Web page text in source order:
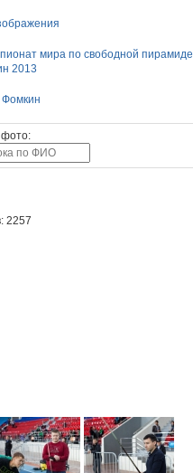
мира по свободной пирамиде
2013
Фомкин
фото:
2257